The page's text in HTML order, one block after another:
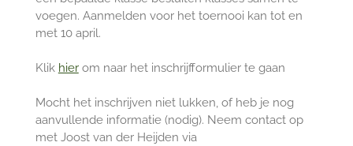
voegen. Aanmelden voor het toernooi kan tot en
met 10 april.
Klik hierom naar het inschrijfformulier te gaan
Mocht het inschrijven niet lukken, of heb je nog
aanvullende informatie (nodig). Neem contact op
met Joost van der Heijden via